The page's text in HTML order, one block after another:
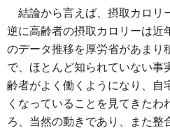
結論から言えば、摂取カロリ
逆に高齢者の摂取カロリーは近
のデータ推移を厚労省があまり
で、ほとんど知られていない事
齢者がよく働くようになり、自
くなっていることを見てきたわ
ろ、当然の動きであり、また整